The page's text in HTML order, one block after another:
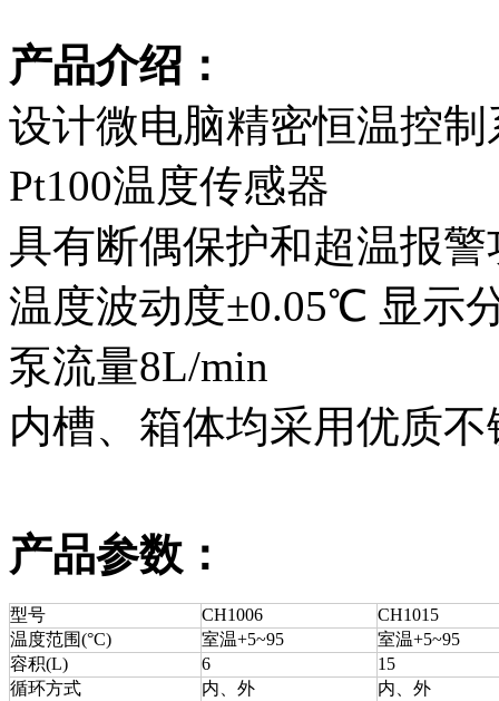
产品介绍：
设计微电脑精密恒温控制
Pt100温度传感器
具有断偶保护和超温报警
温度波动度±0.05℃ 显示
泵流量8L/min
内槽、箱体均采用优质
产品参数：
型号 CH1006
CH1015
温度范围(°C)
室温+5~95
室温+5~95
容积(L)
6
15
循环方式
内、外
内、外